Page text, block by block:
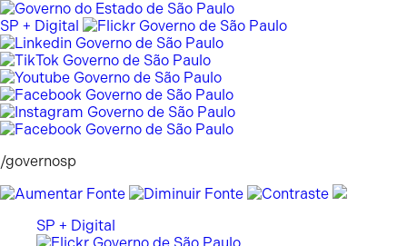
Pular
para
o
conteúdo
SP + Digital
/governosp
SP + Digital